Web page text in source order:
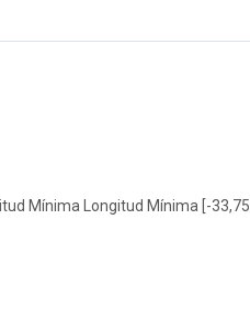
Mínima Longitud Mínima [-